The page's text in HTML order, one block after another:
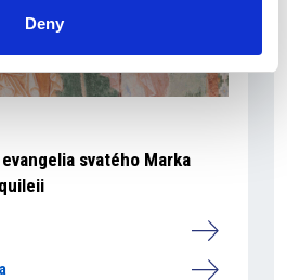
Deny
svatého Marka